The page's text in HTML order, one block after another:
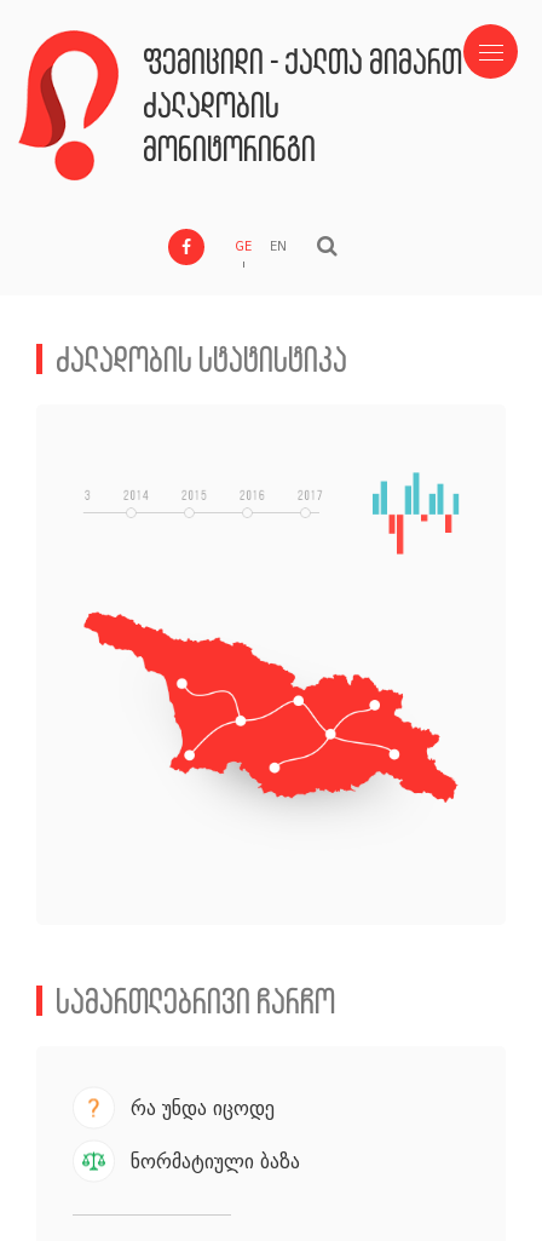
ფემიციდი - ქალთა მიმართ
ძალადობის
მონიტორინგი
GE EN
ძალადობის სტატისტიკა
სამართლებრივი ჩარჩო
რა უნდა იცოდე
ნორმატიული ბაზა